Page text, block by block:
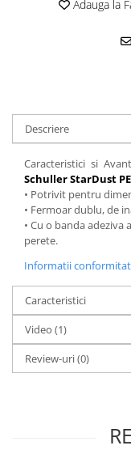
Adezivi Parchet și
Placări Ceramice și
Profile Dilatatie
Chituri de Rosturi
Distanțiere si Pene
Adezivi
Produse pentru
Latex pentru Adezivi
Hidroizolații
Accesorii Hidroizolații
Etanșanți Elastici și
Etanșanți
Adezivi și Etanșanți
Impermeabilizări
Adauga la
Descriere
Caracteristici si
Schuller StarDust
• Potrivit pentru
• Fermoar dublu, de
• Cu o banda
perete.
Informatii
Caracteristici
Video (1)
Review-uri(0)